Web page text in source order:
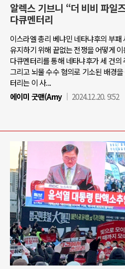
알렉스 기브니 “더 비비 파일
다큐멘터리
이스라엘 총리 베냐민 네타냐후의 부
유지하기 위해 끝없는 전쟁을 어떻게
다큐멘터리를 통해 네타냐후가 세 건의
그리고 뇌물 수수 혐의로 기소된 배경
터리는 이 사...
에이미 굿맨(Amy
2024.12.20. 9:52